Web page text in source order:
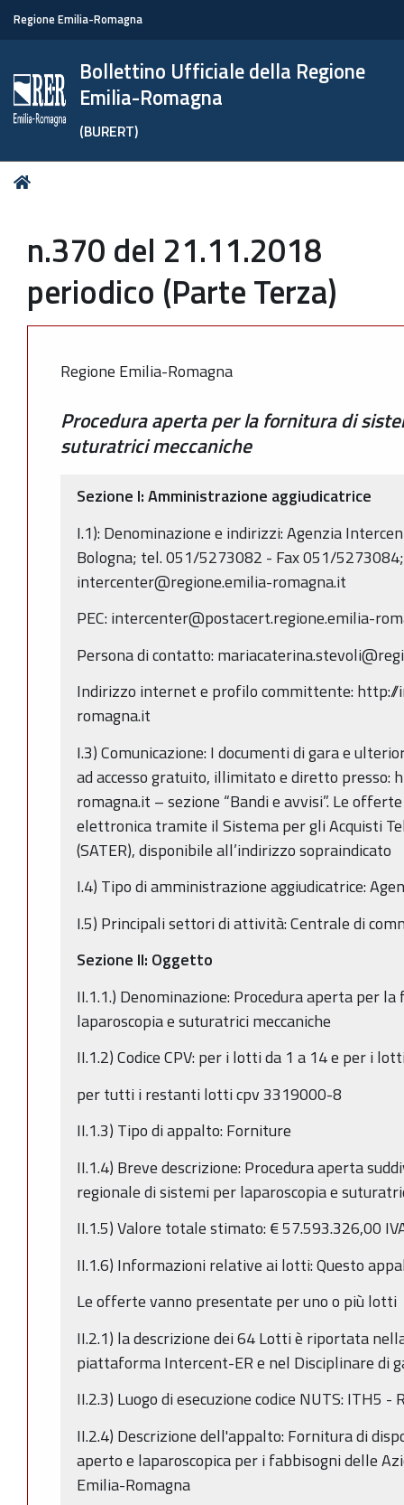
Regione Emilia-Romagna
Bollettino Ufficiale della Regione
Emilia-Romagna
(BURERT)
Tu
n.370 del 21.11.2018
periodico (Parte Terza)
Regione Emilia-Romagna
Procedura aperta per la fornitura di
suturatrici meccaniche
Sezione I: Amministrazione aggiudicatrice
I.1): Denominazione e indirizzi: Agenzia
Bologna; tel. 051/5273082 - Fax 051/
intercenter@regione.emilia-romagna.it
PEC: intercenter@postacert.regione.emilia-
Persona di contatto:
Indirizzo internet e profilo committente:
romagna.it
I.3) Comunicazione: I documenti di gara e
ad accesso gratuito, illimitato e diretto presso:
romagna.it – sezione “Bandi e avvisi”. Le
elettronica tramite il Sistema per gli Acquisti
(SATER), disponibile all’indirizzo sopraindicato
I.4) Tipo di amministrazione aggiudicatrice:
I.5) Principali settori di attività: Centrale di
Sezione II: Oggetto
II.1.1.) Denominazione: Procedura aperta per
laparoscopia e suturatrici meccaniche
II.1.2) Codice CPV: per i lotti da 1 a 14 e per i
per tutti i restanti lotti cpv 3319000-8
II.1.3) Tipo di appalto: Forniture
II.1.4) Breve descrizione: Procedura aperta
regionale di sistemi per laparoscopia e
II.1.5) Valore totale stimato: € 57.593.326,00
II.1.6) Informazioni relative ai lotti: Questo
Le offerte vanno presentate per uno o più lotti
II.2.1) la descrizione dei 64 Lotti è riportata
piattaforma Intercent-ER e nel Disciplinare di
II.2.3) Luogo di esecuzione codice NUTS: ITH5 -
II.2.4) Descrizione dell'appalto: Fornitura di
aperto e laparoscopica per i fabbisogni delle
Emilia-Romagna